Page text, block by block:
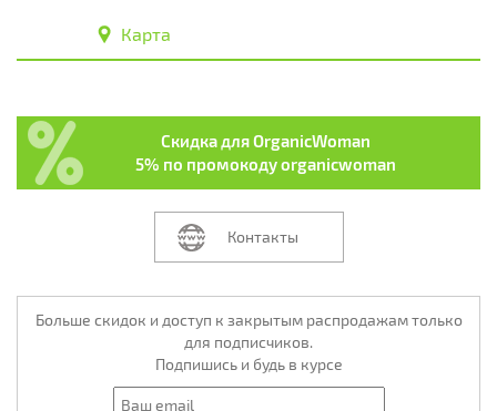
Карта
Скидка для OrganicWoman
5% по промокоду organicwoman
Контакты
Больше скидок и доступ к закрытым распродажам только
для подписчиков.
Подпишись и будь в курсе